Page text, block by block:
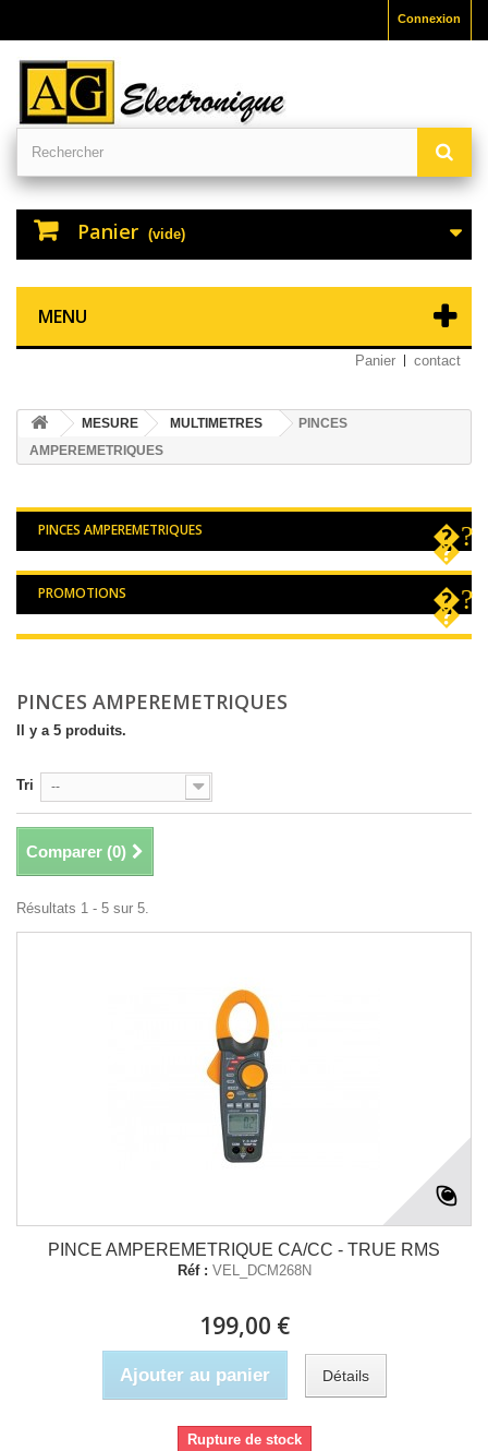
Connexion
Panier (vide)
MENU
Panier contact
MESURE MULTIMETRES
PINCES
AMPEREMETRIQUES
PINCES AMPEREMETRIQUES
PROMOTIONS
PINCES AMPEREMETRIQUES
Il y a 5 produits.
Tri --
Comparer (0)
Résultats 1 - 5 sur 5.
PINCE AMPEREMETRIQUE CA/CC - TRUE RMS
Réf : VEL_DCM268N
199,00 €
Ajouter au panier Détails
Rupture de stock